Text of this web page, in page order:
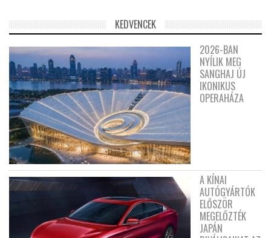
KEDVENCEK
2026-BAN
NYÍLIK MEG
SANGHAJ ÚJ
IKONIKUS
OPERAHÁZA
A KÍNAI
AUTÓGYÁRTÓK
ELŐSZÖR
MEGELŐZTÉK
JAPÁN